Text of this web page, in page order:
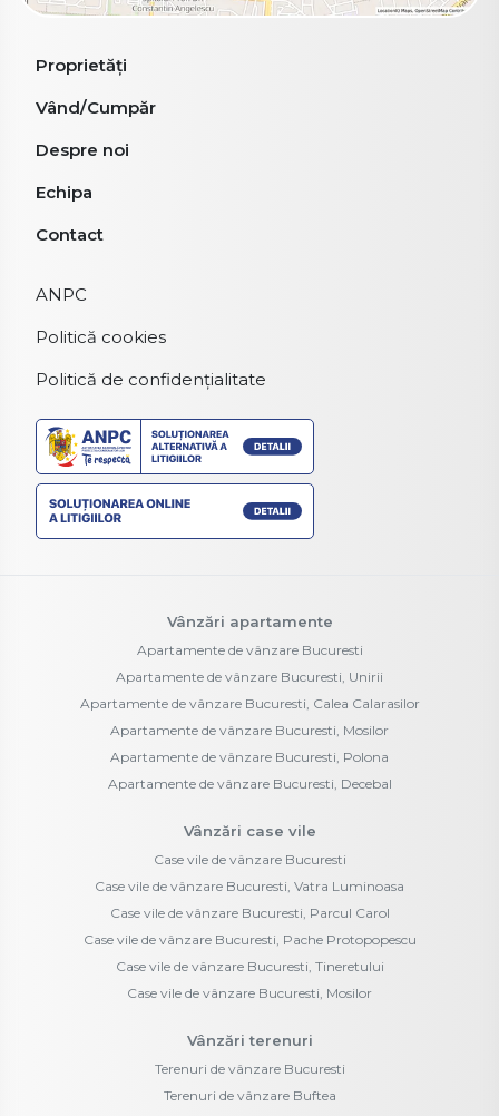
Proprietăți
Vând/Cumpăr
Despre noi
Echipa
Contact
ANPC
Politică cookies
Politică de confidențialitate
Vânzări apartamente
Apartamente de vânzare Bucuresti
Apartamente de vânzare Bucuresti, Unirii
Apartamente de vânzare Bucuresti, Calea Calarasilor
Apartamente de vânzare Bucuresti, Mosilor
Apartamente de vânzare Bucuresti, Polona
Apartamente de vânzare Bucuresti, Decebal
Vânzări case vile
Case vile de vânzare Bucuresti
Case vile de vânzare Bucuresti, Vatra Luminoasa
Case vile de vânzare Bucuresti, Parcul Carol
Case vile de vânzare Bucuresti, Pache Protopopescu
Case vile de vânzare Bucuresti, Tineretului
Case vile de vânzare Bucuresti, Mosilor
Vânzări terenuri
Terenuri de vânzare Bucuresti
Terenuri de vânzare Buftea